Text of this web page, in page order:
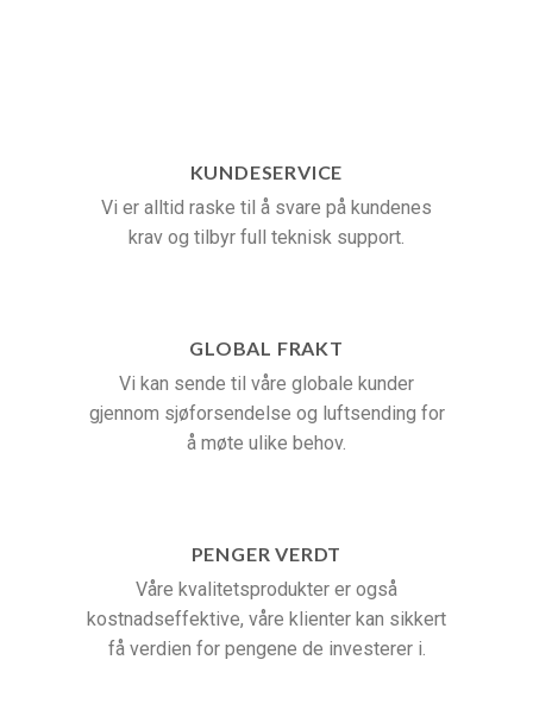
KUNDESERVICE
Vi er alltid raske til å svare på kundenes
krav og tilbyr full teknisk support.
GLOBAL FRAKT
Vi kan sende til våre globale kunder
gjennom sjøforsendelse og luftsending for
å møte ulike behov.
PENGER VERDT
Våre kvalitetsprodukter er også
kostnadseffektive, våre klienter kan sikkert
få verdien for pengene de investerer i.